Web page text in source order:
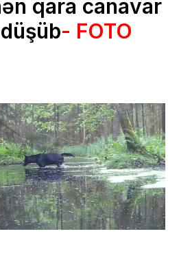
qara canavar
- FOTO